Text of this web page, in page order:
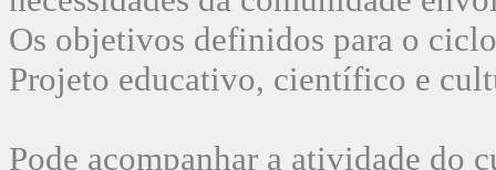
Os objetivos definidos para o
Projeto educativo, científico e
Pode acompanhar a atividade do